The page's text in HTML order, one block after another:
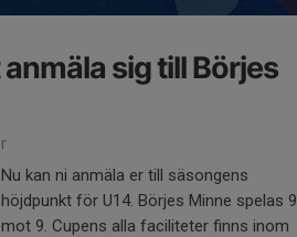
sig till Börjes
Nu kan ni anmäla er till säsongens
höjdpunkt för U14. Börjes Minne spelas 9
mot 9. Cupens alla faciliteter finns inom